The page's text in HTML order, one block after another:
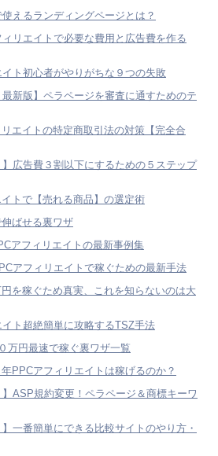
えるランディングページとは？
ィリエイトで必要な費用と広告費を作る
イト初心者がやりがちな９つの失敗
最新版】ペラページを審査に通すためのテ
リエイトの特定商取引法の対策【完全合
】広告費３割以下にするための５ステップ
トで【売れる商品】の選定術
伸ばせる裏ワザ
アフィリエイトの最新事例集
アフィリエイトで稼ぐための最新手法
円を稼ぐため真実、これを知らないのは大
イト超絶簡単に攻略するTSZ手法
万円最速で稼ぐ裏ワザ一覧
年PPCアフィリエイトは稼げるのか？
】ASP規約変更！ペラページ＆商標キーワ
】一番簡単にできる比較サイトのやり方・